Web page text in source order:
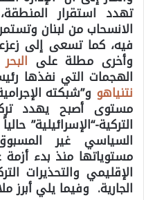
تهدد استقرار
الانسحاب من لبنان
فيه، كما تسعى إلى
وأخرى مطلة على
الهجمات التي نفذها
نتنياهو و”شبكته
مستوى أصبح يهدد
التركية-“الإسرائيلية”
السياسي غير
مستوياتها منذ بدء
الإقليمي والتحذيرات
الجارية.وفيما يلي أبرز